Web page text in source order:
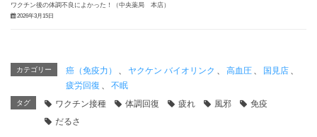
ワクチン後の体調不良によかった！（中央薬局 本店）
2026年3月15日
カテゴリー 癌（免疫力） ヤクケン バイオリンク 高血圧 国見店
疲労回復
不眠
タグ ワクチン接種 体調回復 疲れ 風邪
免疫
だるさ